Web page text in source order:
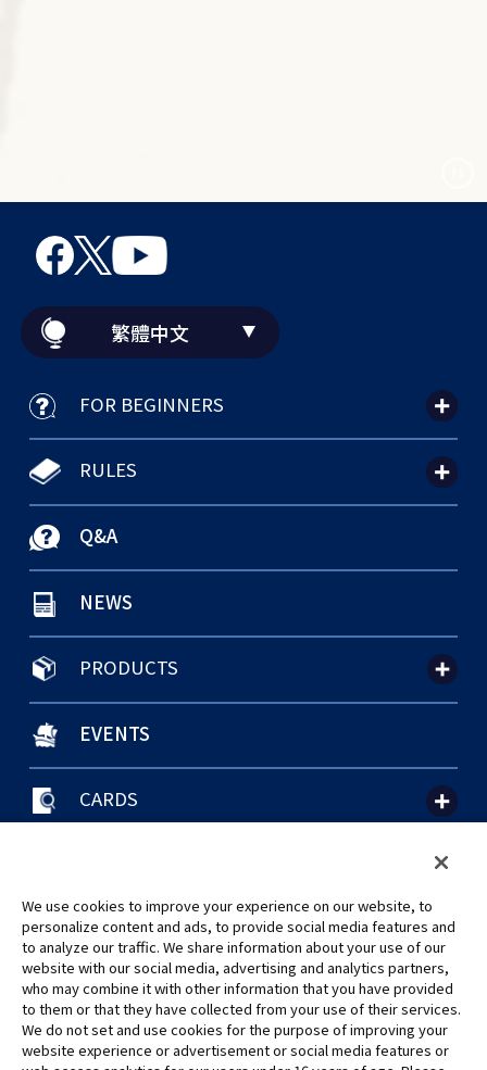
繁體中文
FOR BEGINNERS
RULES
Q&A
NEWS
PRODUCTS
EVENTS
CARDS
©Eiichiro Oda/Shueisha
©Eiichiro Oda/Shueisha, Toei Animation
We use cookies to improve your experience on our website, to
personalize content and ads, to provide social media features and
to analyze our traffic. We share information about your use of our
website with our social media, advertising and analytics partners,
who may combine it with other information that you have provided
to them or that they have collected from your use of their services.
We do not set and use cookies for the purpose of improving your
website experience or advertisement or social media features or